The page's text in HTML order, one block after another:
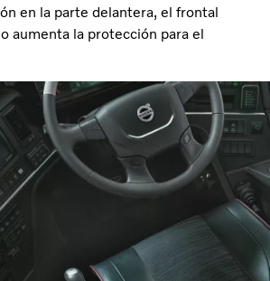
en la parte delantera, el frontal
aumenta la protección para el